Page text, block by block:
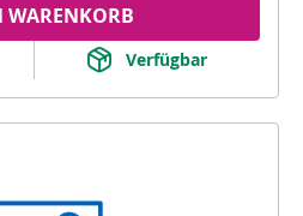
WARENKORB
Verfügbar